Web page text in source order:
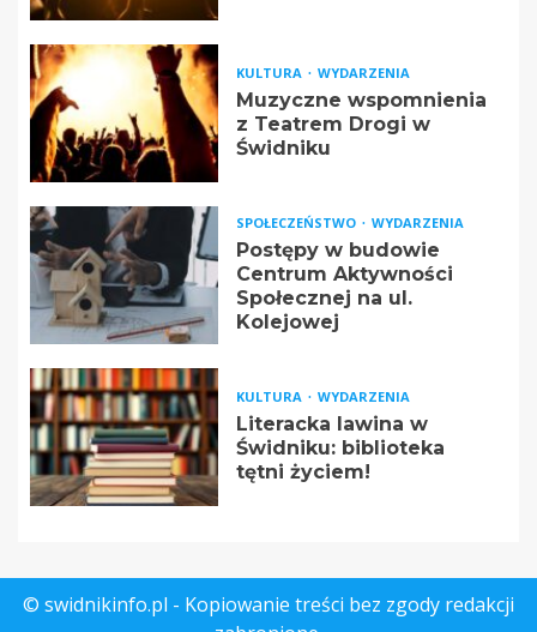
KULTURA WYDARZENIA
Muzyczne wspomnienia
z Teatrem Drogi w
Świdniku
SPOŁECZEŃSTWO WYDARZENIA
Postępy w budowie
Centrum Aktywności
Społecznej na ul.
Kolejowej
KULTURA WYDARZENIA
Literacka lawina w
Świdniku: biblioteka
tętni życiem!
© swidnikinfo.pl - Kopiowanie treści bez zgody redakcji